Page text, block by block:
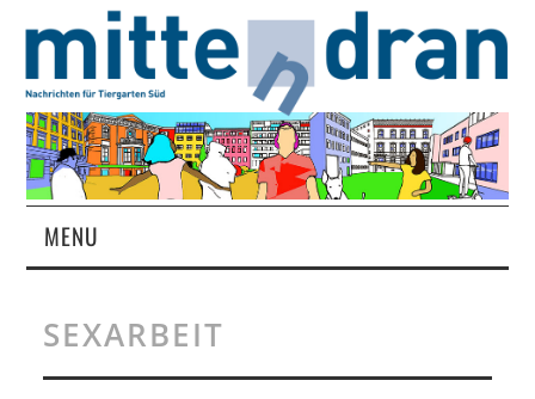
MENU
MAGAZIN
SEXARBEIT